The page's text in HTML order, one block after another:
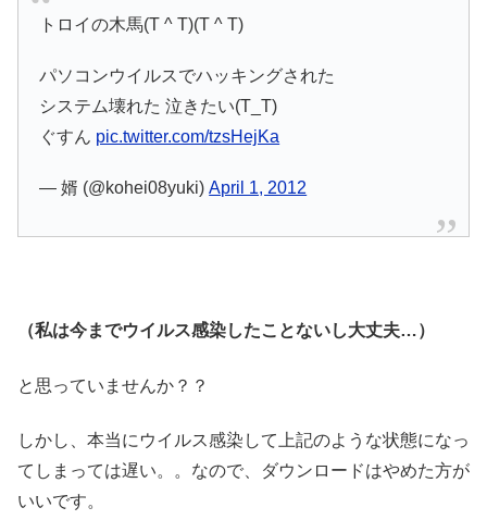
トロイの木馬(T ^ T)(T ^ T)
パソコンウイルスでハッキングされた
システム壊れた 泣きたい(T_T)
ぐすん pic.twitter.com/tzsHejKa
— 婿 (@kohei08yuki)April 1, 2012
（私は今までウイルス感染したことないし大丈夫…）
と思っていませんか？？
しかし、本当にウイルス感染して上記のような状態になっ
てしまっては遅い。。なので、ダウンロードはやめた方が
いいです。